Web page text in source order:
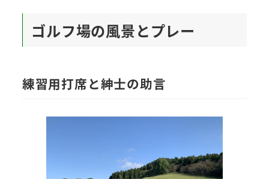
ゴルフ場の風景とプレー
練習用打席と紳士の助言